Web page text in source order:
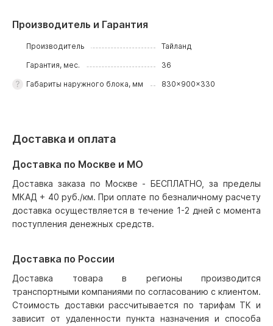
Производитель и Гарантия
Производитель Тайланд
Гарантия, мес. 36
Габариты наружного блока, мм 830x900x330
Доставка и оплата
Доставка по Москве и МО
Доставка заказа по Москве - БЕСПЛАТНО, за пределы
МКАД + 40 руб./км. При оплате по безналичному расчету
доставка осуществляется в течение 1-2 дней с момента
поступления денежных средств.
Доставка по России
Доставка товара в регионы производится
транспортными компаниями по согласованию с клиентом.
Стоимость доставки рассчитывается по тарифам ТК и
зависит от удаленности пункта назначения и способа